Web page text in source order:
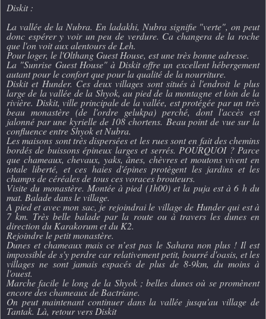
Diskit :
La vallée de la Nubra. En ladakhi, Nubra signifie "verte", on peut
donc espérer y voir un peu de verdure. Ca changera de la roche
que l'on voit aux alentours de Leh.
Pour loger, le l'Olthang Guest House, est une très bonne adresse.
La "Sunrise Guest House" à Diskit offre un excellent hébergement
autant pour le confort que pour la qualité de la nourriture.
Diskit et Hunder. Ces deux villages sont situés à l'endroit le plus
large de la vallée de la Shyok, au pied de la montagne et loin de la
rivière. Diskit, ville principale de la vallée, est protégée par un très
beau monastère (de l'ordre gelukpa) perché, dont l'accès est
jalonné par une kyrielle de 108 chortens. Beau point de vue sur la
confluence entre Shyok et Nubra.
Les maisons sont très dispersées et les rues sont en fait des chemins
bordés de buissons épineux larges et serrés. POURQUOI ? Parce
que chameaux, chevaux, yaks, ânes, chèvres et moutons vivent en
totale liberté, et ces haies d'épines protègent les jardins et les
champs de céréales de tous ces voraces brouteurs.
Visite du monastère. Montée à pied (1h00) et la puja est à 6 h du
mat. Balade dans le village.
A pied et avec mon sac, je rejoindrai le village de Hunder qui est à
7 km. Très belle balade par la route ou à travers les dunes en
direction du Karakorum et du K2.
Rejoindre le petit monastère.
Dunes et chameaux mais ce n’est pas le Sahara non plus ! Il est
impossible de s'y perdre car relativement petit, bourré d'oasis, et les
villages ne sont jamais espacés de plus de 8-9km, du moins à
l'ouest.
Marche facile le long de la Shyok ; belles dunes où se promènent
encore des chameaux de Bactriane.
On peut maintenant continuer dans la vallée jusqu'au village de
Tantak. Là, retour vers Diskit